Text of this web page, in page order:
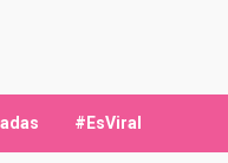
#EsViral